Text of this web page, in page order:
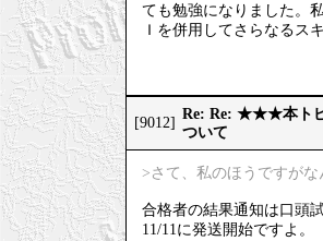
ても勉強になりました。
Ｉを併用してさらなるス
[9012]
Re: Re: ★★★本トピ
ついて
>さて、私のほうですが
合格者の結果通知は口頭
11/11に発送開始ですよ。